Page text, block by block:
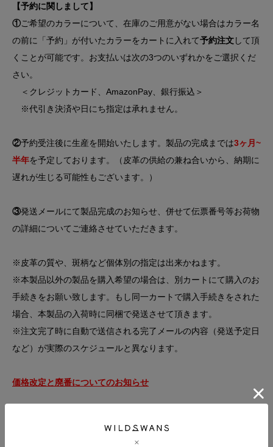
【予約に関しまして】
①ご希望のカラーについて、在庫のご用意がない場合はカラー名
の前に「予約」が付いたカラーをカートに入れて予約注文して頂
くことが可能です。お支払いは次の3つのいずれかをご選択くだ
さい。
＜クレジットカード、AmazonPay、銀行振込＞
※代引き決済や日にち指定は承れません。
②予約受注後に生産を開始いたします。製品の完成までは3ヶ月~
半年を予定しております。（皮革の供給の兼ね合いから、納期に
遅れが生じる可能性もございます。）
③発送メールにて製品完成のお知らせ、併せて伝票番号等お荷物
の詳細についてご連絡させていただきます。
※皮革の質や、斑柄など個体別の指定は出来かねます。
※本製品以外の製品を購入希望の場合は、別カートにて購入のお
手続きをお願い致します。もし同一カートで購入手続きをされた
場合、本製品の入荷時に同梱で発送させて頂きます。
※注文完了時に自動で送信される完了メールの内容（発送予定日
など）が実際のスケジュールと異なります。
価格改定と廃番についてのお知らせ
・タンニン鞣しの自然な仕上げを施しているため、皮革の表面に